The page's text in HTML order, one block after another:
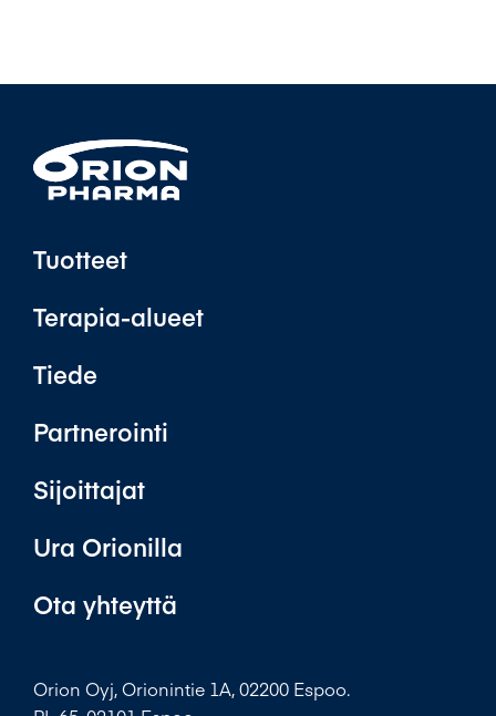
Tuotteet
Terapia-alueet
Tiede
Partnerointi
Sijoittajat
Ura Orionilla
Ota yhteyttä
Orion Oyj, Orionintie 1A, 02200 Espoo.